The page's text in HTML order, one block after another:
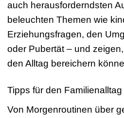
auch herausforderndsten
beleuchten Themen wie
Erziehungsfragen, den
oder Pubertät – und
den Alltag bereichern
Tipps für den Familienalltag
Von Morgenroutinen über